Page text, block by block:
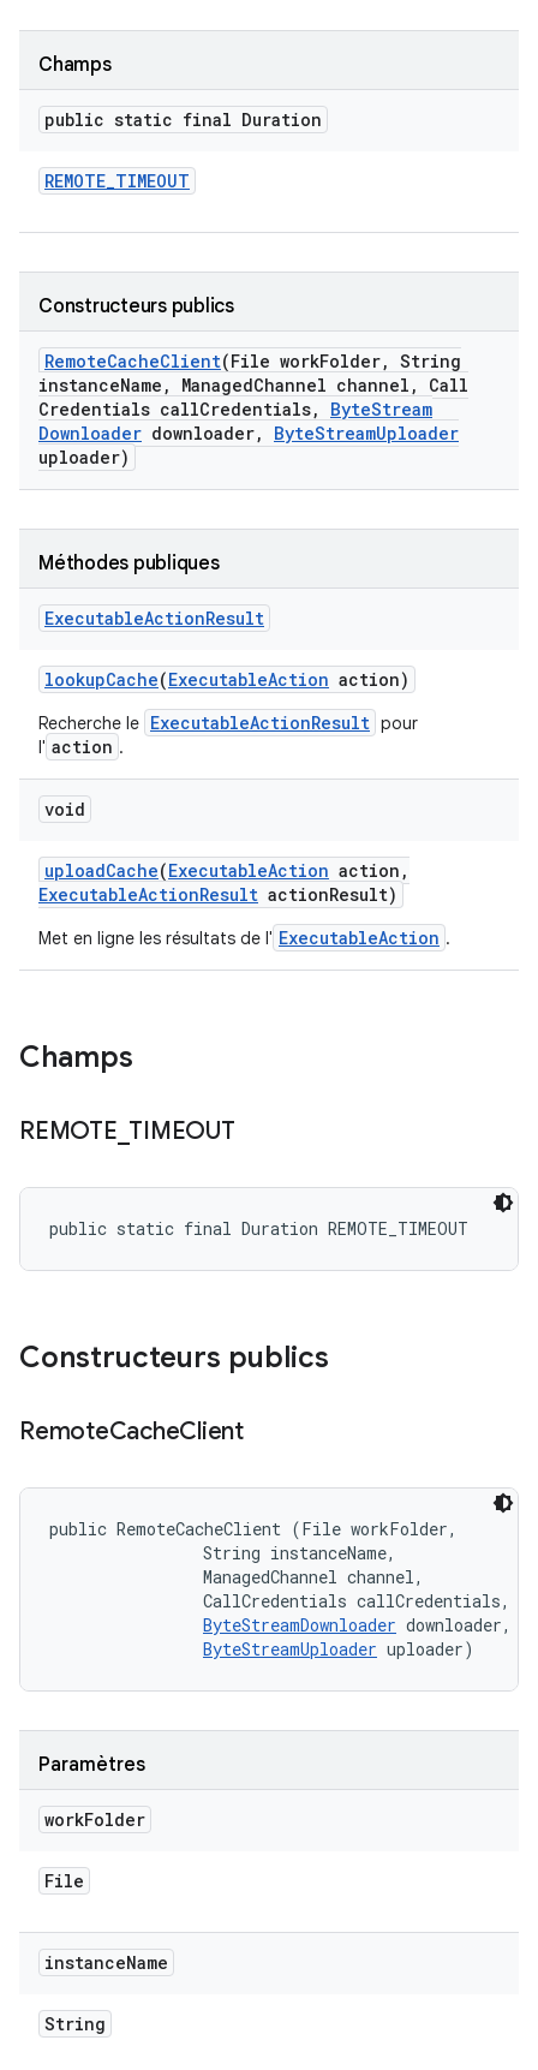
Champs
public static final Duration
REMOTE_TIMEOUT
Constructeurs publics
RemoteCacheClient(File workFolder, String
instanceName , ManagedChannel channel ,
Call
Credentials callCredentials, ByteStream
Downloader downloader, ByteStreamUploader
uploader)
Méthodes publiques
ExecutableActionResult
lookupCache(ExecutableAction action)
Recherche le ExecutableActionResult pour
l' action .
void
uploadCache(ExecutableAction action ,
ExecutableActionResult actionResult)
Met en ligne les résultats de l' ExecutableAction .
Champs
REMOTE TIMEOUT
public static final Duration REMOTE_TIMEOUT
Constructeurs publics
RemoteCacheClient
public RemoteCacheClient (File workFolder,
                String instanceName,
                ManagedChannel channel,
                CallCredentials callCredentials,
ByteStreamDownloader downloader,
ByteStreamUploader uploader)
Paramètres
workFolder
File
instanceName
String